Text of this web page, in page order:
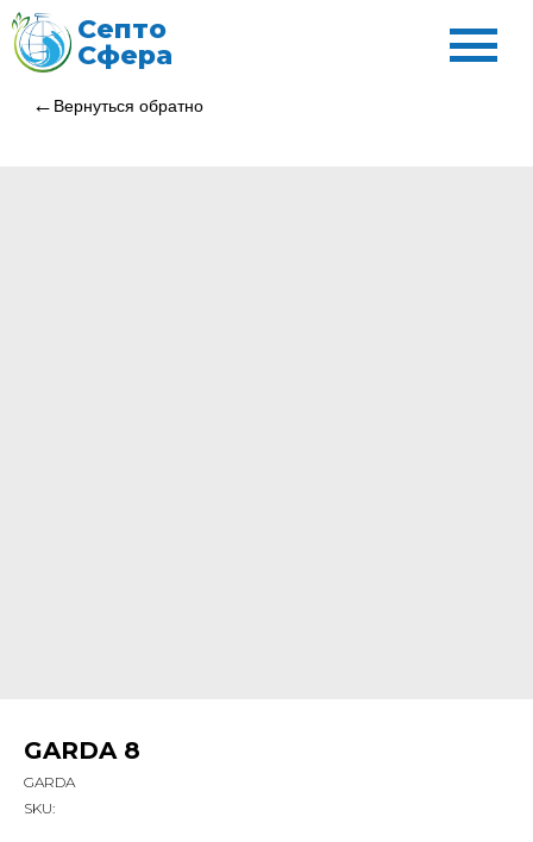
Септо
Сфера
Вернуться обратно
GARDA 8
GARDA
SKU: